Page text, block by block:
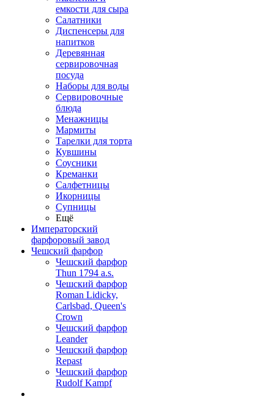
емкости для сыра
Салатники
Диспенсеры для
напитков
Деревянная
сервировочная
посуда
Наборы для воды
Сервировочные
блюда
Менажницы
Мармиты
Тарелки для торта
Кувшины
Соусники
Креманки
Салфетницы
Икорницы
Супницы
Ещё
Императорский
фарфоровый завод
Чешский фарфор
Чешский фарфор
Thun 1794 a.s.
Чешский фарфор
Roman Lidicky,
Carlsbad, Queen's
Crown
Чешский фарфор
Leander
Чешский фарфор
Repast
Чешский фарфор
Rudolf Kampf